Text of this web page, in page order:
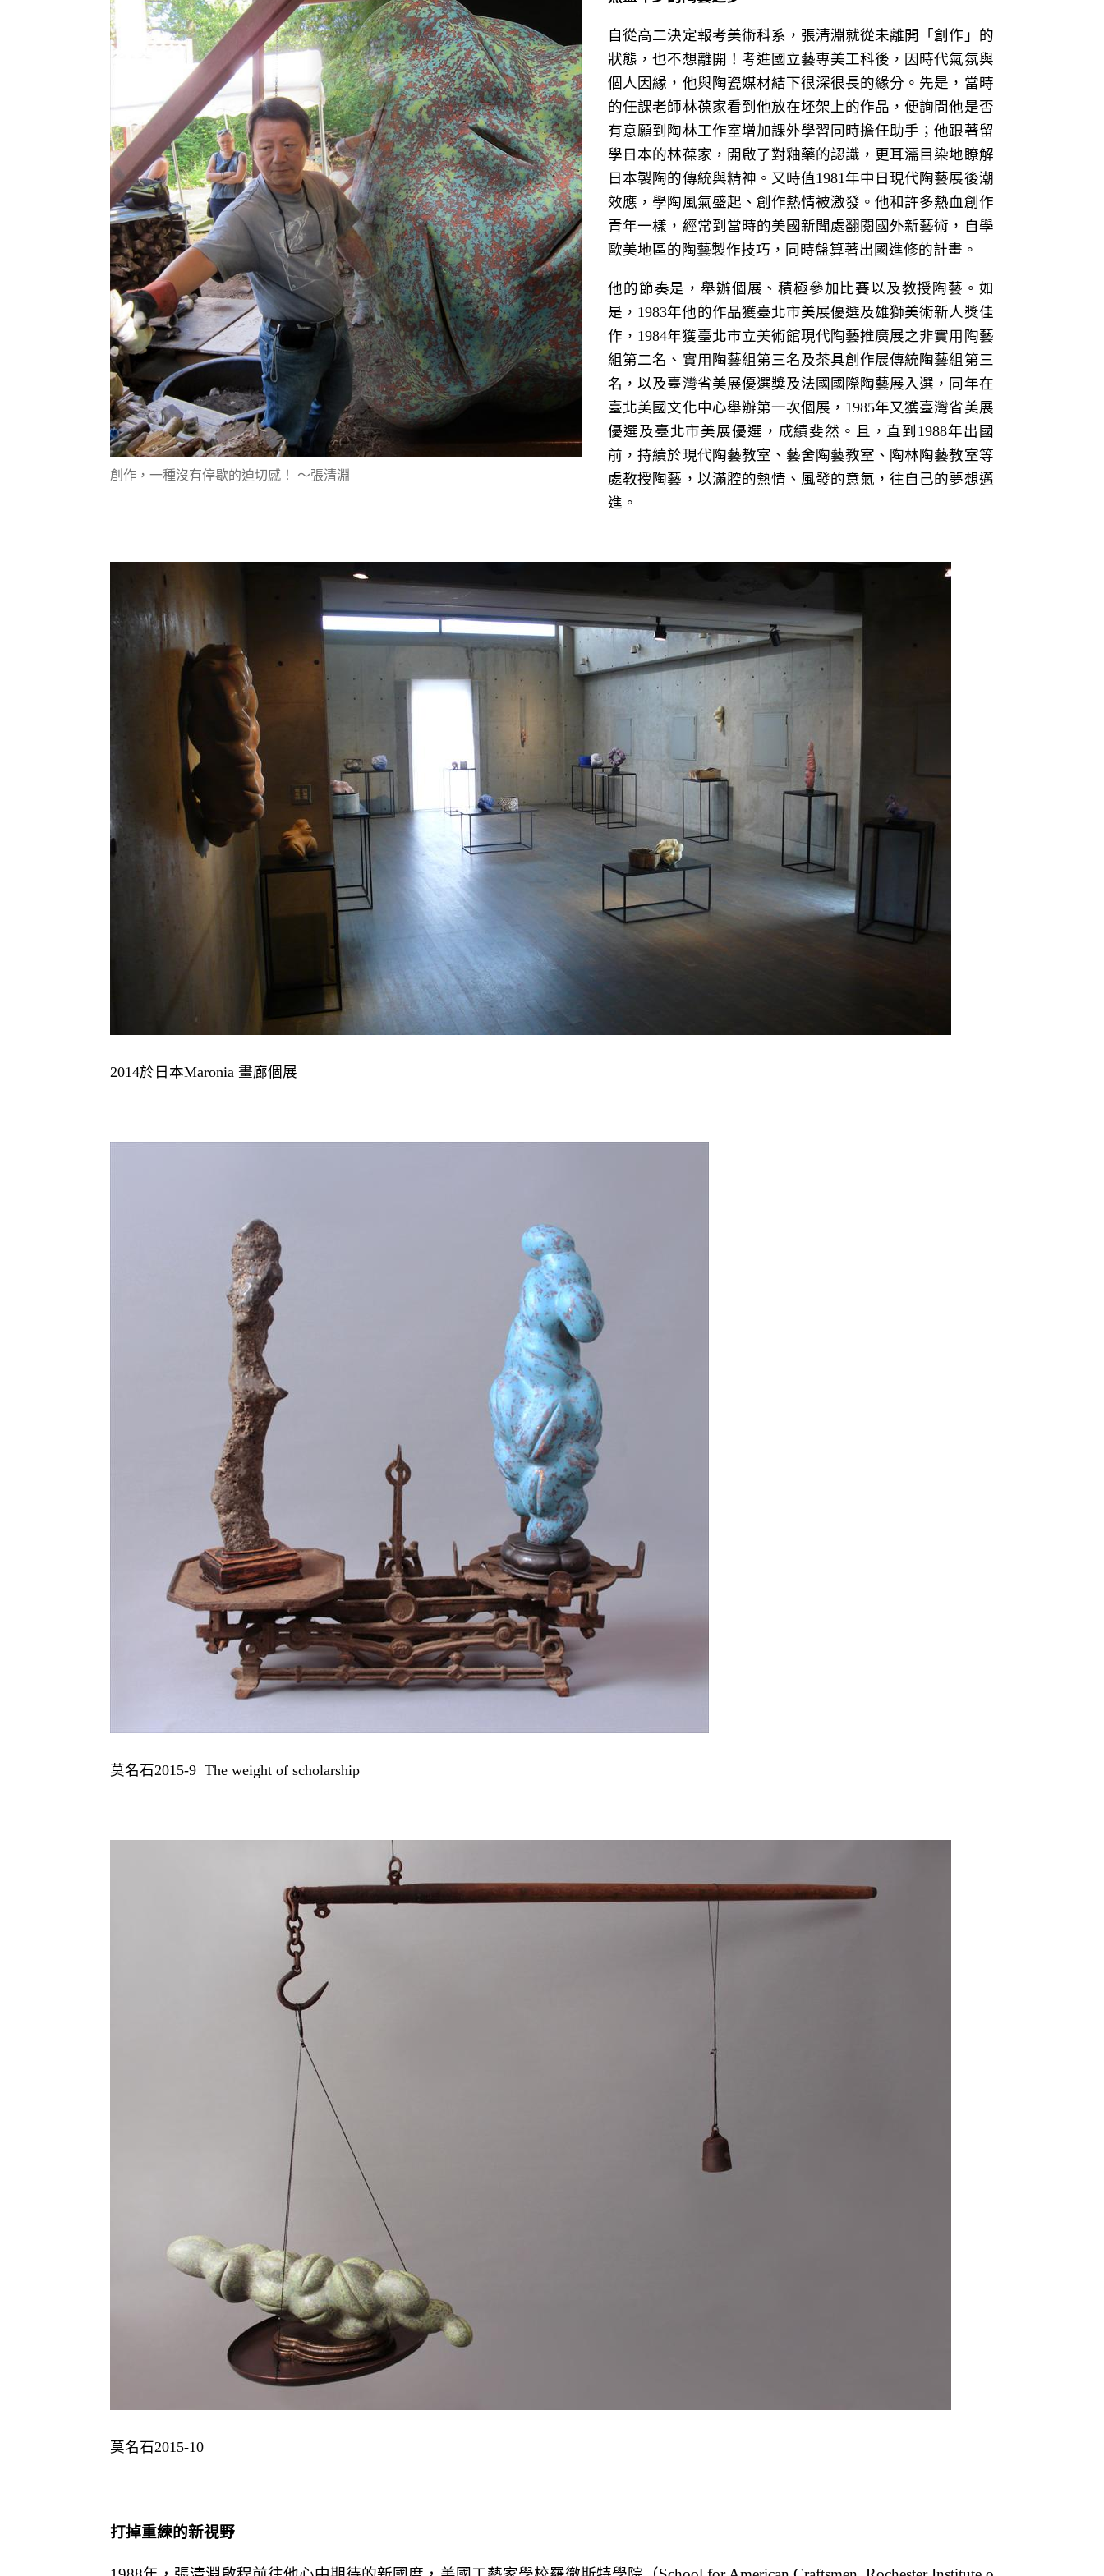
創作，一種沒有停歇的迫切感！ 〜張清淵
自從高二決定報考美術科系，張清淵就從未離開「創作」的
狀態，也不想離開！考進國立藝專美工科後，因時代氣氛與
個人因緣，他與陶瓷媒材結下很深很長的緣分。先是，當時
的任課老師林葆家看到他放在坯架上的作品，便詢問他是否
有意願到陶林工作室增加課外學習同時擔任助手；他跟著留
學日本的林葆家，開啟了對釉藥的認識，更耳濡目染地瞭解
日本製陶的傳統與精神。又時值1981年中日現代陶藝展後潮
效應，學陶風氣盛起、創作熱情被激發。他和許多熱血創作
青年一樣，經常到當時的美國新聞處翻閱國外新藝術，自學
歐美地區的陶藝製作技巧，同時盤算著出國進修的計畫。
他的節奏是，舉辦個展、積極參加比賽以及教授陶藝。如
是，1983年他的作品獲臺北市美展優選及雄獅美術新人獎佳
作，1984年獲臺北市立美術館現代陶藝推廣展之非實用陶藝
組第二名、實用陶藝組第三名及茶具創作展傳統陶藝組第三
名，以及臺灣省美展優選獎及法國國際陶藝展入選，同年在
臺北美國文化中心舉辦第一次個展，1985年又獲臺灣省美展
優選及臺北市美展優選，成績斐然。且，直到1988年出國
前，持續於現代陶藝教室、藝舍陶藝教室、陶林陶藝教室等
處教授陶藝，以滿腔的熱情、風發的意氣，往自己的夢想邁
進。
2014於日本Maronia 畫廊個展
莫名石2015-9 The weight of scholarship
莫名石2015-10
打掉重練的新視野